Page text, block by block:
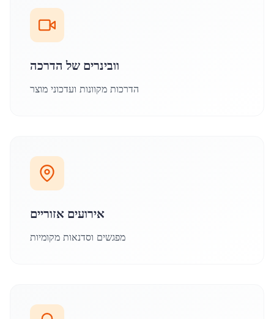
וובינרים של הדרכה
הדרכות מקוונות ועדכוני מוצר
אירועים אזוריים
מפגשים וסדנאות מקומיות